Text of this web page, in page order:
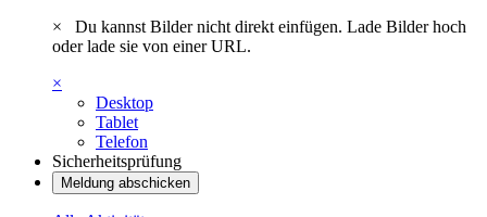
×
Du kannst Bilder nicht direkt einfügen. Lade Bilder hoch
oder lade sie von einer URL.
×
Desktop
Tablet
Telefon
Sicherheitsprüfung
Meldung abschicken